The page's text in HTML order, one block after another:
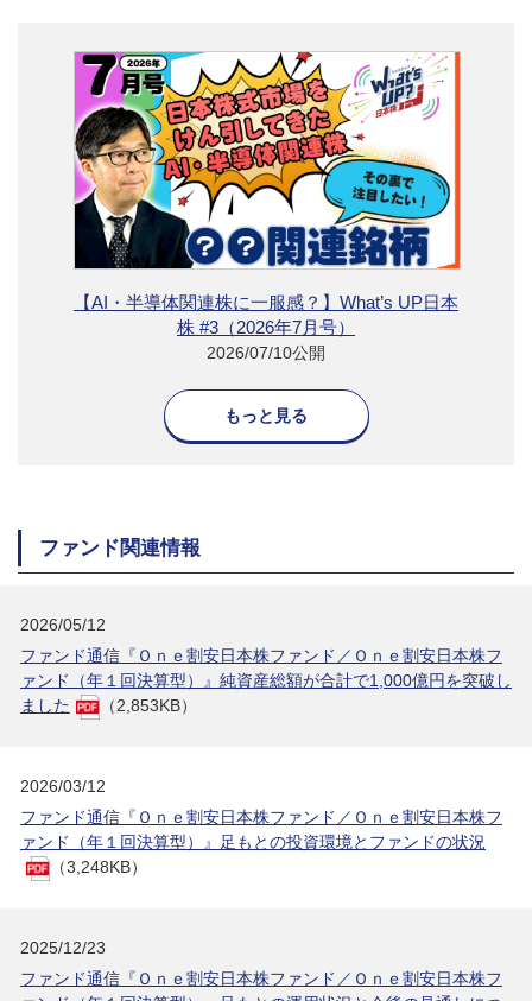
【AI・半導体関連株に一服感？】What’s UP日本
株 #3（2026年7月号）
2026/07/10公開
もっと見る
ファンド関連情報
2026/05/12
ファンド通信『Ｏｎｅ割安日本株ファンド／Ｏｎｅ割安日本株フ
ァンド（年１回決算型）』純資産総額が合計で1,000億円を突破し
ました
（2,853KB）
2026/03/12
ファンド通信『Ｏｎｅ割安日本株ファンド／Ｏｎｅ割安日本株フ
ァンド（年１回決算型）』足もとの投資環境とファンドの状況
（3,248KB）
2025/12/23
ファンド通信『Ｏｎｅ割安日本株ファンド／Ｏｎｅ割安日本株フ